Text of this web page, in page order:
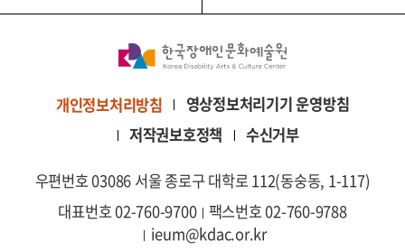
개인정보처리방침
영상정보처리기기 운영방침
저작권보호정책
수신거부
우편번호 03086 서울 종로구 대학로 112(동숭동, 1-117)
대표번호 02-760-9700 팩스번호 02-760-9788
ieum@kdac.or.kr